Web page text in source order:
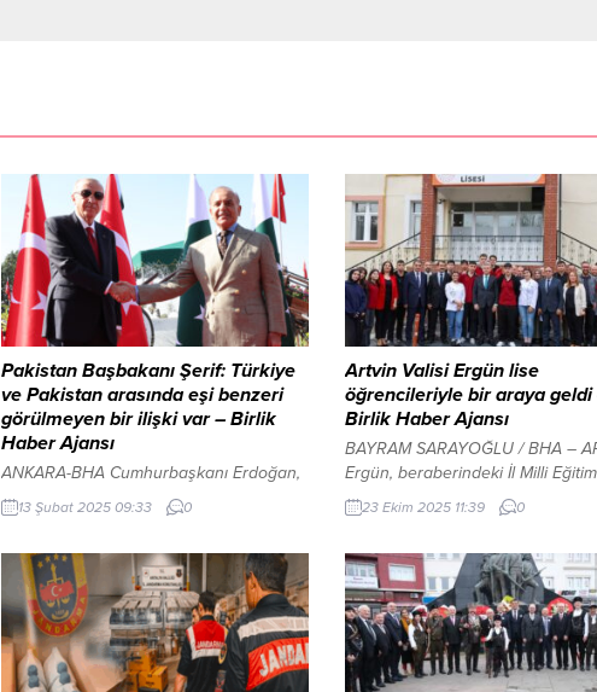
Pakistan Başbakanı Şerif: Türkiye
ve Pakistan arasında eşi benzeri
görülmeyen bir ilişki var – Birlik
Haber Ajansı
ANKARA-BHA Cumhurbaşkanı Erdoğan,
Pakistan’a resmi ziyaret kapsamında
başkent İslamabad’a geldi. Erdoğan,
Başbakanlık Binası’nda bir araya geldi.
Görüşmede, Türkiye ile Pakistan
arasındaki “eşsiz” ilişkilere dikkat çeken
Şerif, Türkiye’nin dünya çapında en hızlı
büyüyen ve gelişen ülkelerden biri
13 Şubat 2025 09:33 0
Artvin Valisi Ergün lise
öğrencileriyle bir araya geldi
Birlik Haber Ajansı
BAYRAM SARAYOĞLU / BHA –
Ergün, beraberindeki İl Milli Eğitim
Müdürü Fahri Acar ile ziyaret ettiği
okulda, öğrencilerin yoğun ilgisiyle
ayında yaklaşık 4 milyon yolcu
yaptı İçeriği Görüntüle Okulda
incelemelerde bulunarak
eden Vali Ergün, öğrencilere
programlı...
23 Ekim 2025 11:39 0